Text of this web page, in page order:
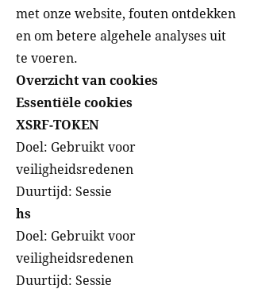
met onze website, fouten ontdekken
en om betere algehele analyses uit
te voeren.
Overzicht van cookies
Essentiële cookies
XSRF-TOKEN
Doel: Gebruikt voor
veiligheidsredenen
Duurtijd: Sessie
hs
Doel: Gebruikt voor
veiligheidsredenen
Duurtijd: Sessie